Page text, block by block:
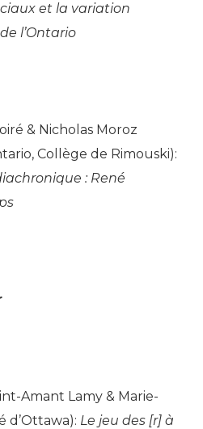
et la variation
l’Ontario
& Nicholas Moroz
Collège de Rimouski):
: René
Amant Lamy & Marie-
d’Ottawa): Le jeu des [r] à